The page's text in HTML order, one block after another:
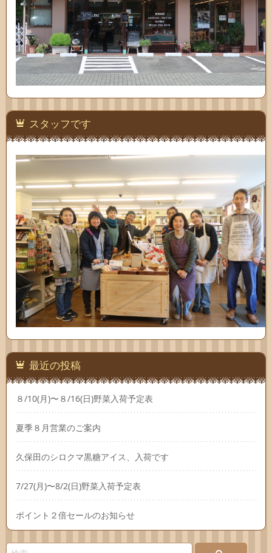
スタッフです
最近の投稿
８/10(月)〜８/16(日)野菜入荷予定表
夏季８月営業のご案内
久保田のシロクマ黒糖アイス、入荷です
7/27(月)〜8/2(日)野菜入荷予定表
ポイント２倍セールのお知らせ